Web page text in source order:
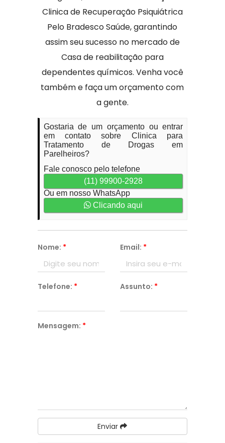
Clinica de Recuperação Psiquiátrica
Pelo Bradesco Saúde, garantindo
assim seu sucesso no mercado de
Casa de reabilitação para
dependentes químicos. Venha você
também e faça um orçamento com
a gente.
Gostaria de um orçamento ou entrar
em contato sobre Clinica para
Tratamento de Drogas em
Parelheiros?
Fale conosco pelo telefone
(11) 99900-2928
Ou em nosso WhatsApp
Clicando aqui
Nome: * Email: *
Telefone: * Assunto: *
Mensagem: *
Enviar